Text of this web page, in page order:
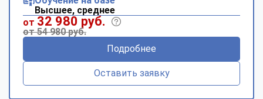
Высшее, среднее
от 32 980 руб.
от 54 980 руб.
Подробнее
Оставить заявку